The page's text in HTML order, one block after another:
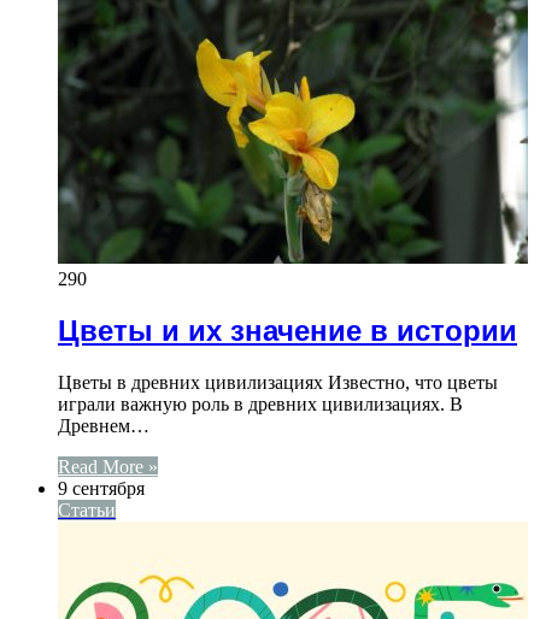
290
Цветы и их значение в истории
Цветы в древних цивилизациях Известно, что цветы
играли важную роль в древних цивилизациях. В
Древнем…
Read More »
9 сентября
Статьи